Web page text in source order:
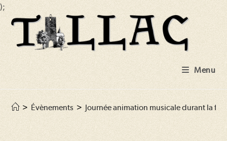
);
Skip
content
Menu
> Évènements > Journée animation musicale durant la